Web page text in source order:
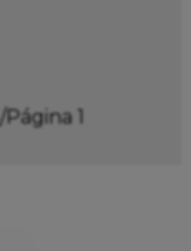
/Página 1